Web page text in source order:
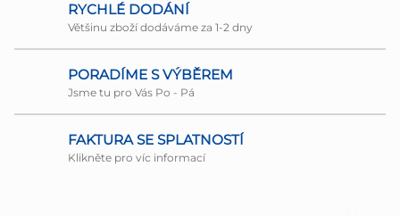
RYCHLÉ DODÁNÍ
Většinu zboží dodáváme za 1-2 dny
PORADÍME S VÝBĚREM
Jsme tu pro Vás Po - Pá
FAKTURA SE SPLATNOSTÍ
Klikněte pro víc informací